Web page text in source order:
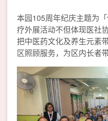
本园105周年纪庆主题为
疗外展活动不但体现医社
把中医药文化及养生元素
区照顾服务，为区内长者